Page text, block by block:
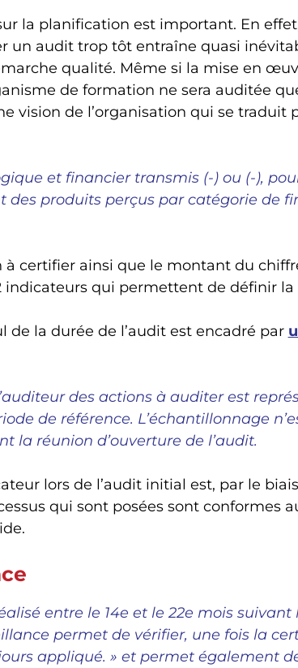
la planification est important. En
un audit trop tôt entraîne quasi
qualité. Même si la mise en
de formation ne sera auditée
vision de l’organisation qui se traduit
et financier transmis (-) ou (-),
des produits perçus par catégorie de
à certifier ainsi que le montant du
indicateurs qui permettent de définir la
de la durée de l’audit est encadré par
des actions à auditer est
de référence. L’échantillonnage
la réunion d’ouverture de l’audit.
lors de l’audit initial est, par le
qui sont posées sont conformes
entre le 14e et le 22e mois
permet de vérifier, une fois la
appliqué. » et permet également